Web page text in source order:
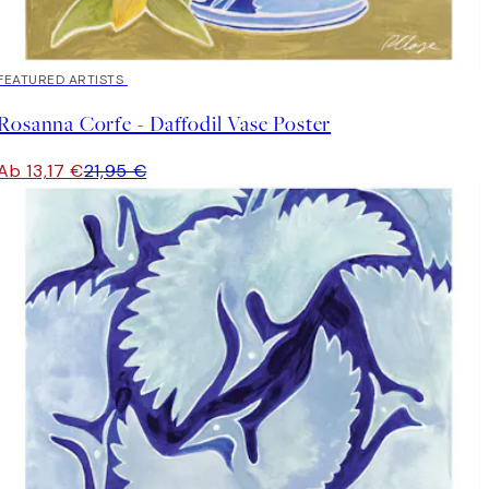
ARTISTS
Corfe - Daffodil Vase Poster
13,17 €21,95 €